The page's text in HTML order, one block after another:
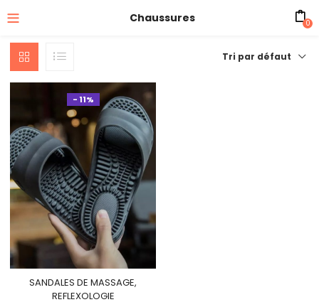
Chaussures 0
Tri par défaut
- 11%
SANDALES DE MASSAGE,
REFLEXOLOGIE